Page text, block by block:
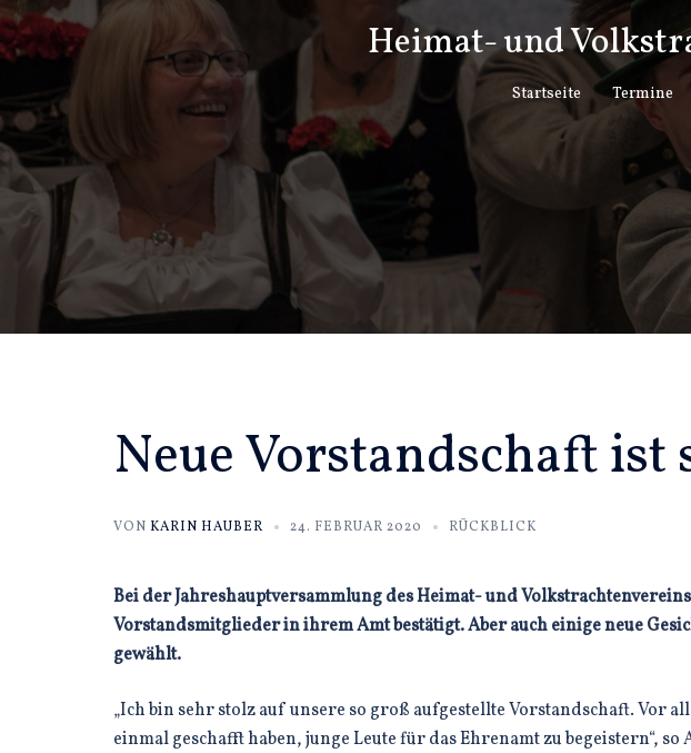
Zum
Inhalt
Heimat- und
Startseite Termine
Neue Vorstandschaft
VON KARIN HAUBER 24. FEBRUAR 2020 RÜCKBLICK
Bei der Jahreshauptversammlung des Heimat- und
Vorstandsmitglieder in ihrem Amt bestätigt. Aber auch einige neue
gewählt.
„Ich bin sehr stolz auf unsere so groß aufgestellte Vorstandschaft. Vor
einmal geschafft haben, junge Leute für das Ehrenamt zu begeistern“,